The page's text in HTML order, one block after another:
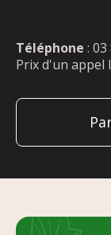
Téléphone : 03
Prix d'un appel